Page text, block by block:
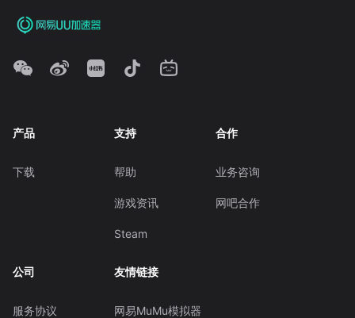
产品
下载
支持
帮助
游戏资讯
Steam
合作
业务咨询
网吧合作
公司
服务协议
友情链接
网易MuMu模拟器